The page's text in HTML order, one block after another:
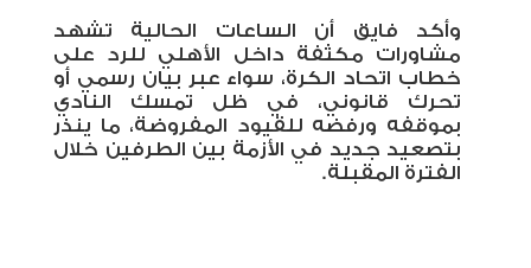
وأكد فايق أن الساعات الحالية تشهد
مشاورات مكثفة داخل الأهلي للرد على
خطاب اتحاد الكرة، سواء عبر بيان رسمي أو
تحرك قانوني، في ظل تمسك النادي
بموقفه ورفضه للقيود المفروضة، ما ينذر
بتصعيد جديد في الأزمة بين الطرفين خلال
الفترة المقبلة.